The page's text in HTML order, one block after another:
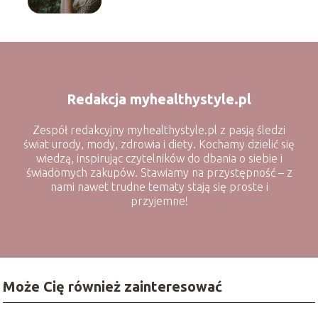
Redakcja myhealthystyle.pl
Zespół redakcyjny myhealthystyle.pl z pasją śledzi
świat urody, mody, zdrowia i diety. Kochamy dzielić się
wiedzą, inspirując czytelników do dbania o siebie i
świadomych zakupów. Stawiamy na przystępność – z
nami nawet trudne tematy stają się proste i
przyjemne!
Może Cię również zainteresować